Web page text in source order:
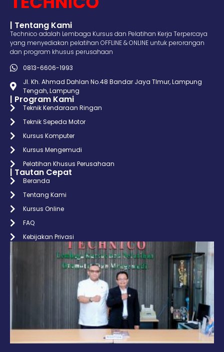
| Tentang Kami
Technico adalah Lembaga Kursus dan Pelatihan Kerja Terpercaya
yang menyediakan pelatihan OFFLINE & ONLINE untuk perorangan
dan program khusus perusahaan
0813-6606-1993
Jl. Kh. Ahmad Dahlan No.48 Bandar Jaya TImur, Lampung
Tengah, Lampung
| Program Kami
Teknik Kendaraan Ringan
Teknik Sepeda Motor
Kursus Komputer
Kursus Mengemudi
Pelatihan Khusus Perusahaan
| Tautan Cepat
Beranda
Tentang Kami
Kursus Online
FAQ
Kebijakan Privasi